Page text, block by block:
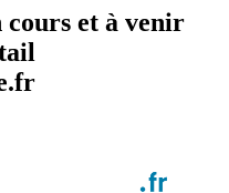
cours et à venir